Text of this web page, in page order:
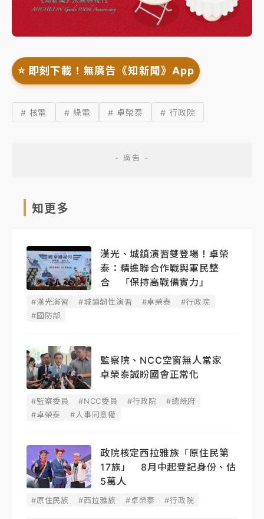
⭐️ 即刻下載！無廣告《知新聞》App
# 核電 # 綠電 # 卓榮泰 # 行政院
知更多
漢光、城鎮演習雙登場！卓榮
泰：精進聯合作戰與軍民整
合 「保持高戰備實力」
#漢光演習 #城鎮韌性演習 #卓榮泰
#行政院
#國防部
監察院、NCC空窗無人當家
卓榮泰誠盼國會正常化
#監察委員 #NCC委員 #行政院
#總統府
#卓榮泰
#人事同意權
政院核定西拉雅族「原住民第
17族」 8月中起登記身份、估
5萬人
#原住民族 #西拉雅族 #卓榮泰 #行政院